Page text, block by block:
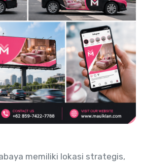
memiliki lokasi strategis,